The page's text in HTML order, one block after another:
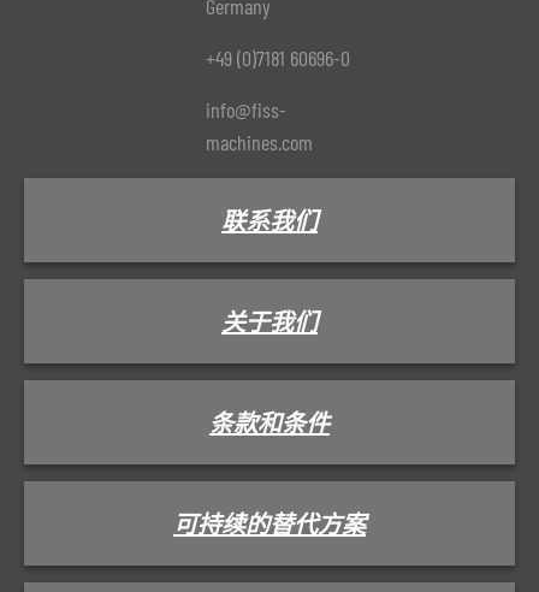
Germany
+49 (0)7181 60696-0
info@fiss-
machines.com
联系我们
关于我们
条款和条件
可持续的替代方案